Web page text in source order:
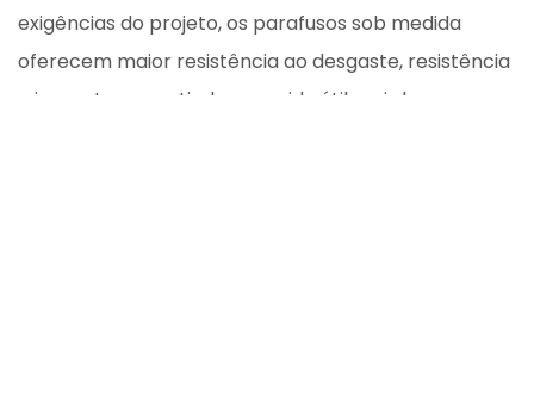
exigências do projeto, os parafusos sob medida
oferecem maior resistência ao desgaste, resistência
e impacto, garantindo uma vida útil mais longa e